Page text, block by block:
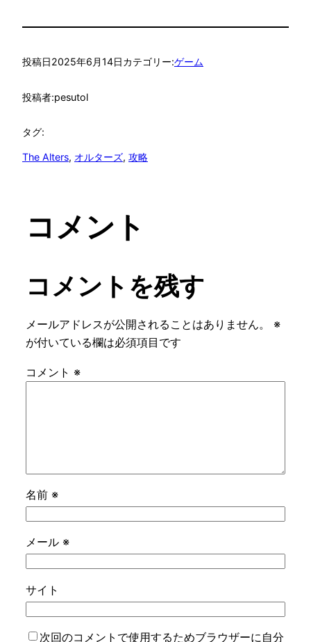
投稿日2025年6月14日カテゴリー:ゲーム
投稿者:pesutol
タグ:
The Alters, オルターズ, 攻略
コメント
コメントを残す
メールアドレスが公開されることはありません。
※
が付いている欄は必須項目です
コメント ※
名前 ※
メール ※
サイト
次回のコメントで使用するためブラウザーに自分